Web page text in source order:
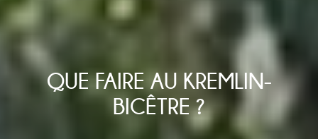
QUE FAIRE AU KREMLIN-
BICÊTRE ?